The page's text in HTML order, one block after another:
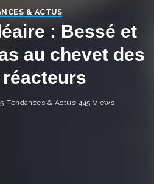
& ACTUS
: Bessé et
au chevet des
Tendances & Actus 445 Views